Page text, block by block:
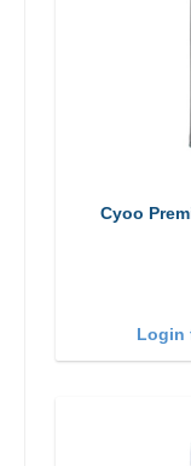
Cyoo
Login